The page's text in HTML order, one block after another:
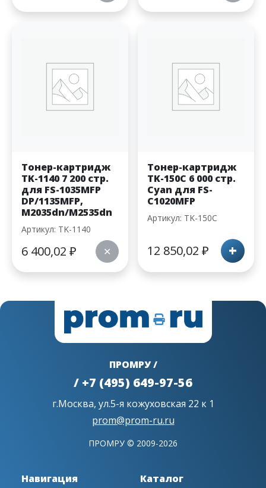
Тонер-картридж
TK-1140 7 200 стр.
для FS-1035MFP
DP/1135MFP,
M2035dn/M2535dn
Артикул: TK-1140
6 400,02 ₽ ✕
Тонер-картридж
TK-150C 6 000 стр.
Cyan для FS-
C1020MFP
Артикул: TK-150C
12 850,02 ₽ +
ПРОМРУ /
/ +7 (495) 649-97-56
г.Москва, ул.5-я кожуховская 22 к 1
prom@prom-ru.ru
ПРОМРУ © 2009-2026
Навигация Каталог